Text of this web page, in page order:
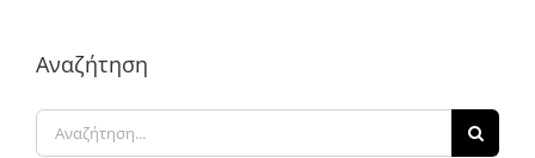
Αναζήτηση
Αναζήτηση
για: